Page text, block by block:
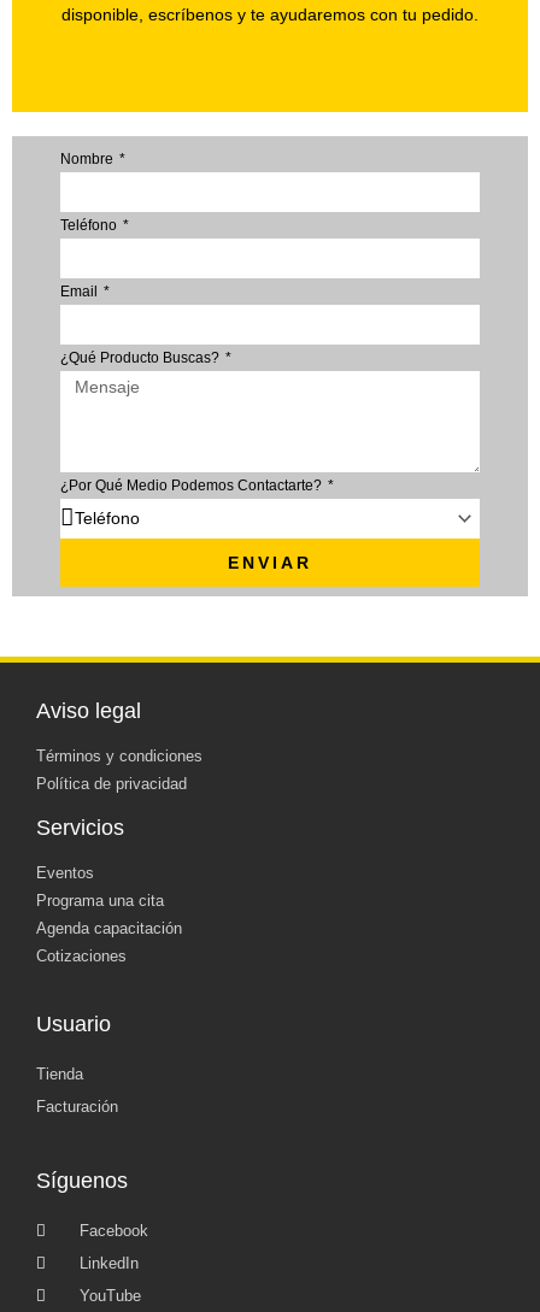
disponible, escríbenos y te ayudaremos con tu pedido.
Nombre
Teléfono
Email
¿Qué Producto Buscas?
¿Por Qué Medio Podemos Contactarte?
ENVIAR
Aviso legal
Términos y condiciones
Política de privacidad
Servicios
Eventos
Programa una cita
Agenda capacitación
Cotizaciones
Usuario
Tienda
Facturación
Síguenos
Facebook
LinkedIn
YouTube